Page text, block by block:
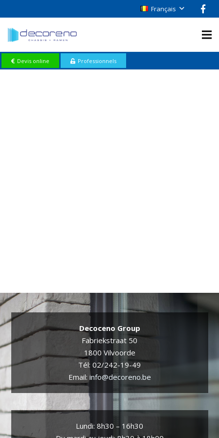
Français
Devis online Professionnels
Decoceno Group
Fabriekstraat 50
1800 Vilvoorde
Tél: 02/242-19-49
Email: info@decoreno.be
Lundi: 8h30 – 16h30